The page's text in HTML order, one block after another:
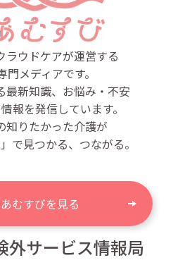
ラウドケアが運営する
門メディアです。
最新知識、お悩み・不安
報を発信しています。
知りたかった介護が
で見つかる、つながる。
むすびを見る
外サービス情報局